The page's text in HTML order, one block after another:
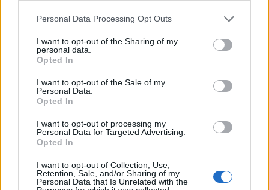
Personal Data Processing Opt Outs
I want to opt-out of the Sharing of my
personal data.
Opted In
I want to opt-out of the Sale of my
Personal Data.
Opted In
I want to opt-out of processing my
Personal Data for Targeted Advertising.
Opted In
I want to opt-out of Collection, Use,
Retention, Sale, and/or Sharing of my
Personal Data that Is Unrelated with the
LETTERATURA INGLESE
analisi
LETTERATURA INGLESE
Giulio Cesare di
tematiche